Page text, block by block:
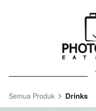
Semua Produk Drinks